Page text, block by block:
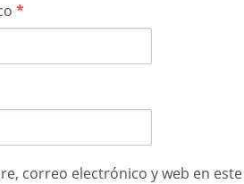
*
correo electrónico y web en